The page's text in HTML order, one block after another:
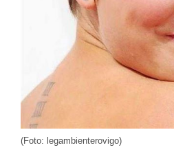
(Foto: legambienterovigo)